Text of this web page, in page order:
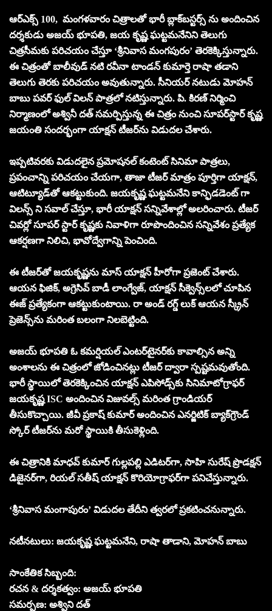
ఆర్ఎక్స్ 100, మంగళవారం చిత్రాలతో భారీ బ్లాక్‌బస్టర్స్ ను అందించిన
దర్శకుడు అజయ్ భూపతి, జయ కృష్ణ ఘట్టమనేనిని తెలుగు
చిత్రసీమకు పరిచయం చేస్తూ ‘శ్రీనివాస మంగపురం’ తెరకెక్కిస్తున్నారు.
ఈ చిత్రంతో బాలీవుడ్ నటి రవీనా టాండన్ కుమార్తె రాషా తడాని
తెలుగు తెరకు పరిచయం అవుతున్నారు. సీనియర్ నటుడు మోహన్
బాబు పవర్ ఫుల్ విలన్ పాత్రలో నటిస్తున్నారు. పి. కిరణ్ నిర్మించి
నిర్మాణంలో అశ్వినీ దత్ సమర్పిస్తున్న ఈ చిత్రం నుంచి సూపర్‌స్టార్ కృష్ణ
జయంతి సందర్భంగా యాక్షన్ టీజర్‌ను విడుదల చేశారు.
ఇప్పటివరకు విడుదలైన ప్రమోషనల్ కంటెంట్ సినిమా పాత్రలు,
ప్రపంచాన్ని పరిచయం చేయగా, తాజా టీజర్ మాత్రం పూర్తిగా యాక్షన్,
ఆటిట్యూడ్‌తో ఆకట్టుకుంది. జయకృష్ణ ఘట్టమనేని కాన్ఫిడడెంట్ గా
విలన్స్ ని సవాల్ చేస్తూ, భారీ యాక్షన్ సన్నివేశాల్లో అలరించారు. టీజర్
చివర్లో సూపర్ స్టార్ కృష్ణకు నివాళిగా రూపొందించిన సన్నివేశం ప్రత్యేక
ఆకర్షణగా నిలిచి, భావోద్వేగాన్ని పెంచింది.
ఈ టీజర్‌తో జయకృష్ణను మాస్ యాక్షన్ హీరోగా ప్రజెంట్ చేశారు.
ఆయన ఫిజిక్, అగ్రెసివ్ బాడీ లాంగ్వేజ్, యాక్షన్ సీక్వెన్స్‌లలో చూపిన
ఈజ్ ప్రత్యేకంగా ఆకట్టుకుంటాయి. రా అండ్ రగ్డ్ లుక్ ఆయన స్క్రీన్
ప్రెజెన్స్‌ను మరింత బలంగా నిలబెట్టింది.
అజయ్ భూపతి ఓ కమర్షియల్ ఎంటర్‌టైనర్‌కు కావాల్సిన అన్ని
అంశాలను ఈ చిత్రంలో జోడించినట్లు టీజర్ ద్వారా స్పష్టమవుతోంది.
భారీ స్థాయిలో తెరకెక్కించిన యాక్షన్ ఎపిసోడ్స్‌కు సినిమాటోగ్రాఫర్
జయకృష్ణ ISC అందించిన విజువల్స్ మరింత గ్రాండియర్
తీసుకొచ్చాయి. జీవీ ప్రకాష్ కుమార్ అందించిన ఎనర్జిటిక్ బ్యాక్‌గ్రౌండ్
స్కోర్ టీజర్‌ను మరో స్థాయికి తీసుకెళ్లింది.
ఈ చిత్రానికి మాధవ్ కుమార్ గుల్లపల్లి ఎడిటర్‌గా, సాహి సురేష్ ప్రొడక్షన్
డిజైనర్‌గా, రియల్ సతీష్ యాక్షన్ కొరియోగ్రాఫర్‌గా పనిచేస్తున్నారు.
‘శ్రీనివాస మంగాపురం’ విడుదల తేదీని త్వరలో ప్రకటించనున్నారు.
నటీనటులు: జయకృష్ణ ఘట్టమనేని, రాషా తాడాని, మోహన్ బాబు
సాంకేతిక సిబ్బంది:
రచన & దర్శకత్వం: అజయ్ భూపతి
సమర్పణ: అశ్విని దత్